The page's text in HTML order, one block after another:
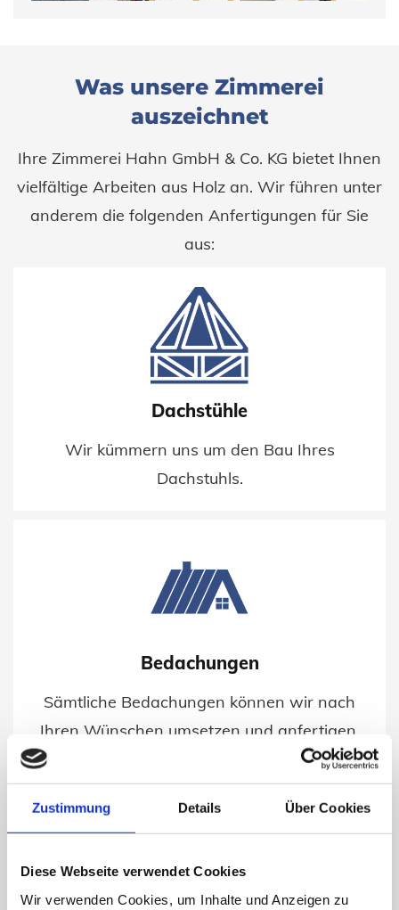
Zustimmung Details Über Cookies
Diese Webseite verwendet Cookies
Wir verwenden Cookies, um Inhalte und Anzeigen zu
Was unsere Zimmerei
auszeichnet
Ihre Zimmerei Hahn GmbH & Co. KG bietet Ihnen
vielfältige Arbeiten aus Holz an. Wir führen unter
anderem die folgenden Anfertigungen für Sie
aus:
Dachstühle
Wir kümmern uns um den Bau Ihres
Dachstuhls.
Bedachungen
Sämtliche Bedachungen können wir nach
Ihren Wünschen umsetzen und anfertigen.